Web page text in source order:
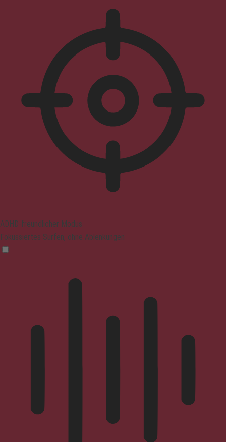
ADHD-freundlicher Modus
Fokussiertes Surfen, ohne Ablenkungen